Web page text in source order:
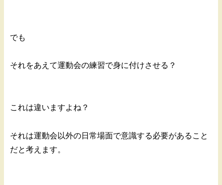
でも
それをあえて運動会の練習で身に付けさせる？
これは違いますよね？
それは運動会以外の日常場面で意識する必要があること
だと考えます。